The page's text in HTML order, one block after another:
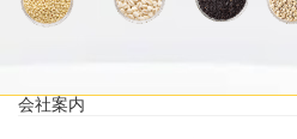
会社案内